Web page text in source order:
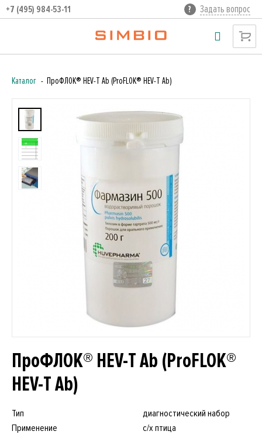
+7 (495) 984-53-11 Задать вопрос
Каталог ПроФЛОК® HEV-T Ab (ProFLOK® HEV-T Ab)
ПроФЛОК® HEV-T Ab (ProFLOK®
HEV-T Ab)
Тип
диагностический набор
Применение
с/х птица